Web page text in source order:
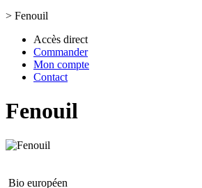
> Fenouil
Accès direct
Commander
Mon compte
Contact
Fenouil
Bio européen